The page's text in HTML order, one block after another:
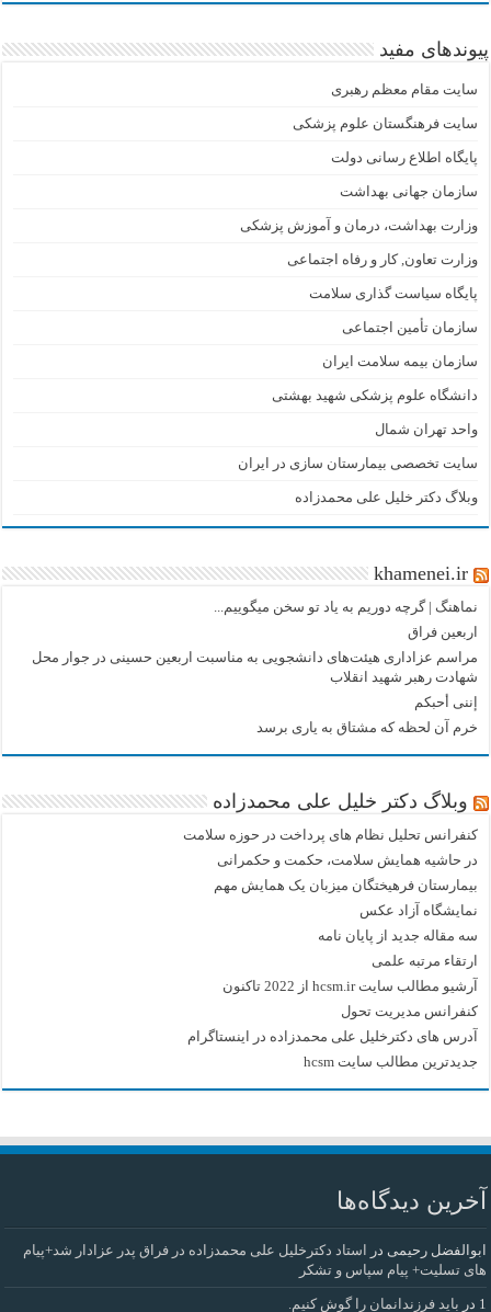
پیوندهای مفید
سایت مقام معظم رهبری
سایت فرهنگستان علوم پزشکی
پایگاه اطلاع رسانی دولت
سازمان جهانی بهداشت
وزارت بهداشت، درمان و آموزش پزشکی
وزارت تعاون, کار و رفاه اجتماعی
پایگاه سیاست گذاری سلامت
سازمان تأمین اجتماعی
سازمان بیمه سلامت ایران
دانشگاه علوم پزشکی شهید بهشتی
واحد تهران شمال
سایت تخصصی بیمارستان سازی در ایران
وبلاگ دکتر خلیل علی محمدزاده
khamenei.ir
نماهنگ |‌ گرچه دوریم به یاد تو سخن میگوییم...
اربعین فراق
مراسم عزاداری هیئت‌های دانشجویی به مناسبت اربعین حسینی در جوار محل
شهادت رهبر شهید انقلاب
إننی أحبکم
خرم آن لحظه که مشتاق به یاری برسد
وبلاگ دکتر خلیل علی محمدزاده
کنفرانس تحلیل نظام های پرداخت در حوزه سلامت
در حاشیه همایش سلامت، حکمت و حکمرانی
بیمارستان فرهیختگان میزبان یک همایش مهم
نمایشگاه آزاد عکس
سه مقاله جدید از پایان نامه
ارتقاء مرتبه علمی
آرشیو مطالب سایت hcsm.ir از 2022 تاکنون
کنفرانس مدیریت تحول
آدرس های دکترخلیل علی محمدزاده در اینستاگرام
جدیدترین مطالب سایت hcsm
آخرین دیدگاه‌ها
ابوالفضل رحیمی در
استاد دکترخلیل علی محمدزاده در فراق پدر عزادار شد+پیام
های تسلیت+ پیام سپاس و تشکر
1 در باید فرزندانمان را گوش کنیم.